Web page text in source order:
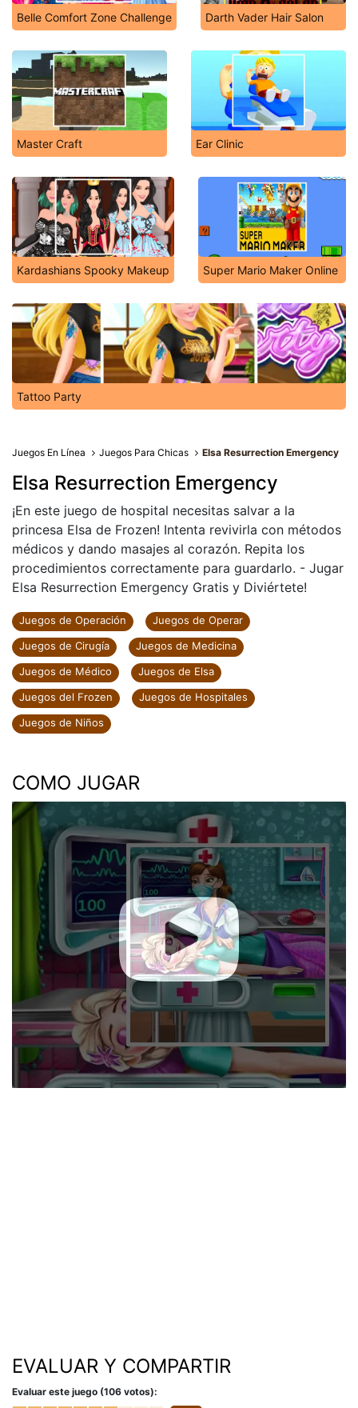
Belle Comfort Zone Challenge Darth Vader Hair Salon
Master Craft Ear Clinic
Kardashians Spooky Makeup Super Mario Maker Online
Tattoo Party
Juegos En Línea Juegos Para Chicas Elsa Resurrection Emergency
Elsa Resurrection Emergency
¡En este juego de hospital necesitas salvar a la
princesa Elsa de Frozen! Intenta revivirla con métodos
médicos y dando masajes al corazón. Repita los
procedimientos correctamente para guardarlo. - Jugar
Elsa Resurrection Emergency Gratis y Diviértete!
Juegos de Operación
Juegos de Operar
Juegos de Cirugía
Juegos de Medicina
Juegos de Médico
Juegos de Elsa
Juegos del Frozen
Juegos de Hospitales
Juegos de Niños
COMO JUGAR
EVALUAR Y COMPARTIR
Evaluar este juego (106 votos):